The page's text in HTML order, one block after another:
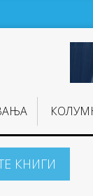
КНИГИ